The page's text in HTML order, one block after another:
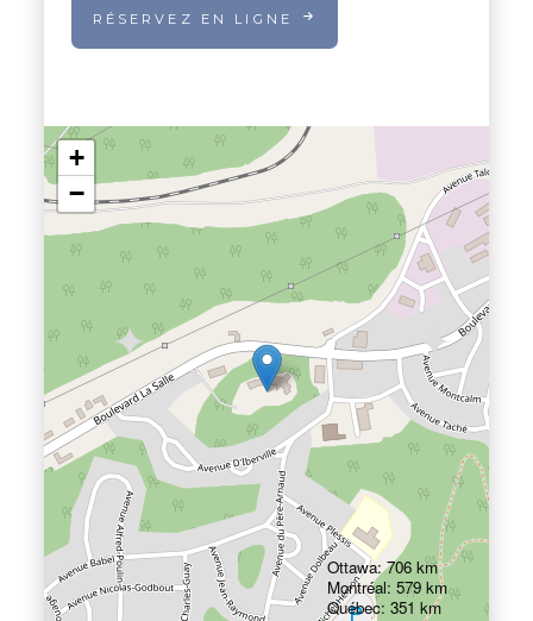
RÉSERVEZ EN LIGNE
+
−
Ottawa: 706 km
Montréal: 579 km
Québec: 351 km